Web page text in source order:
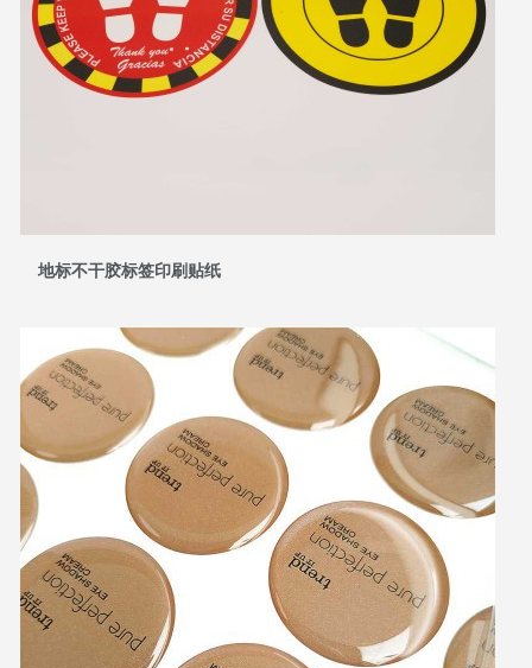
地标不干胶标签印刷贴纸